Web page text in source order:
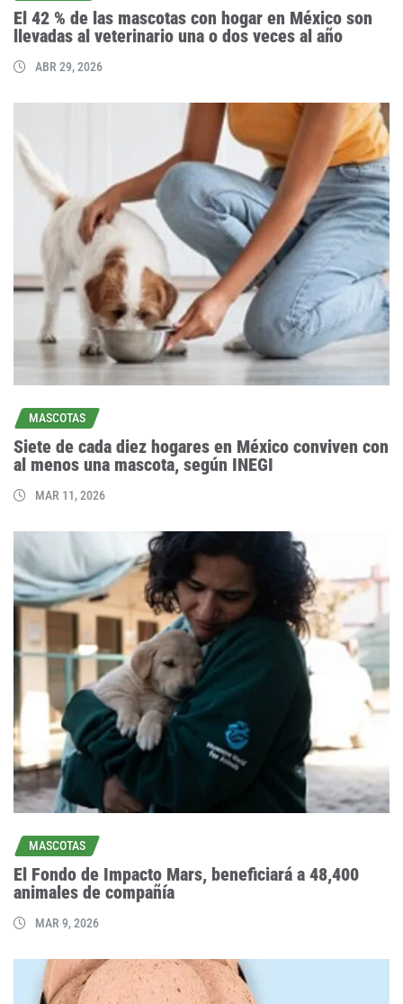
El 42 % de las mascotas con hogar en México son
llevadas al veterinario una o dos veces al año
ABR 29, 2026
MASCOTAS
Siete de cada diez hogares en México conviven con
al menos una mascota, según INEGI
MAR 11, 2026
MASCOTAS
El Fondo de Impacto Mars, beneficiará a 48,400
animales de compañía
MAR 9, 2026